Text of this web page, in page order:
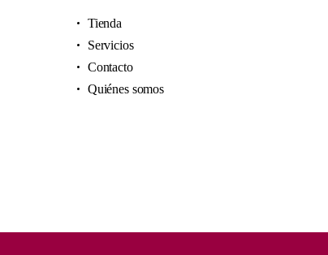
Tienda
Servicios
Contacto
Quiénes somos